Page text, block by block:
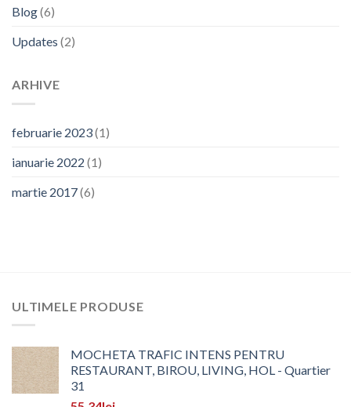
Blog(6)
Updates (2)
ARHIVE
februarie 2023(1)
ianuarie 2022 (1)
martie 2017(6)
ULTIMELE PRODUSE
MOCHETA TRAFIC INTENS PENTRU
RESTAURANT, BIROU, LIVING, HOL - Quartier
31